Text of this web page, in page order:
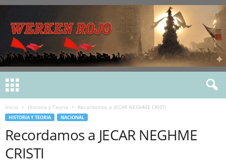
Inicio Historia y Teoria Recordamos a JECAR NEGHME CRISTI
HISTORIA Y TEORIA NACIONAL
Recordamos a JECAR NEGHME
CRISTI